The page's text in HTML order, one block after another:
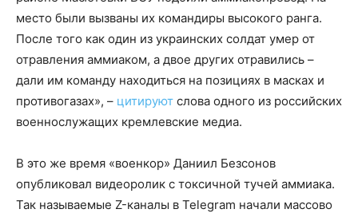
место были вызваны их командиры высокого ранга.
После того как один из украинских солдат умер от
отравления аммиаком, а двое других отравились –
дали им команду находиться на позициях в масках и
противогазах», – цитируют слова одного из российских
военнослужащих кремлевские медиа.
В это же время «военкор» Даниил Безсонов
опубликовал видеоролик с токсичной тучей аммиака.
Так называемые Z-каналы в Telegram начали массово